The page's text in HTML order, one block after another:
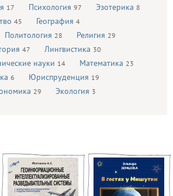
17 Психология 97 Эзотерика 8
45 География 4
Политология 28 Религия 29
47 Лингвистика 30
науки 14 Математика 23
6 Юриспруденция 19
29 Экология 3